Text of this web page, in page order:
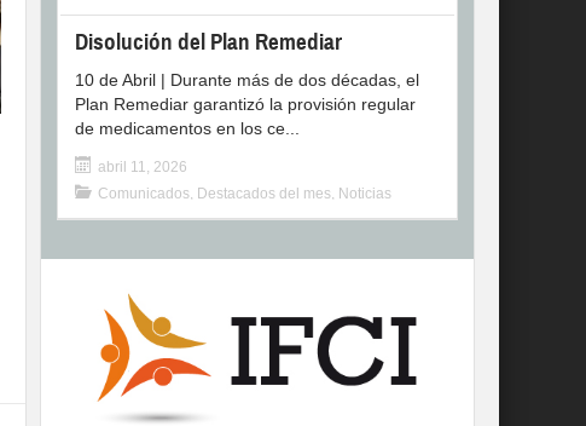
Disolución del Plan Remediar
10 de Abril | Durante más de dos décadas, el
Plan Remediar garantizó la provisión regular
de medicamentos en los ce...
abril 11, 2026
Comunicados, Destacados del mes, Noticias